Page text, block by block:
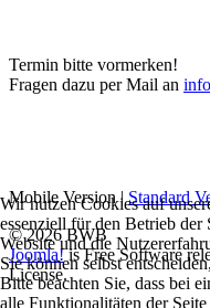
Termin bitte vormerken!
Fragen dazu per Mail an info​
Mobile Version|Standard
© 2026 BWB
Joomla!is Free Software
License.
Wir nutzen Cookies auf
essenziell für den Betrieb der
Website und die
Sie können selbst
Bitte beachten Sie, dass bei
alle Funktionalitäten der